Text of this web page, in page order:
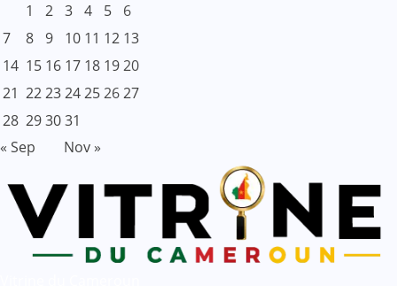
1
2 3 4 5
6
7
8 9 10 11 12 13
14 15 16 17 18 1920
21 222324252627
28 293031
« Sep
Nov »